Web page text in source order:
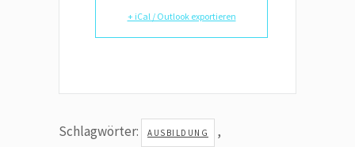
+ iCal / Outlook exportieren
Schlagwörter: AUSBILDUNG ,